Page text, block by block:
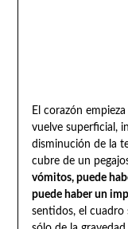
El corazón
vuelve superficial,
disminución de la
cubre de un
vómitos, puede
puede haber un
sentidos, el